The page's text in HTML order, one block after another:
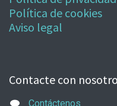
Política de cookies
Aviso legal
Contacte con
Contáctenos